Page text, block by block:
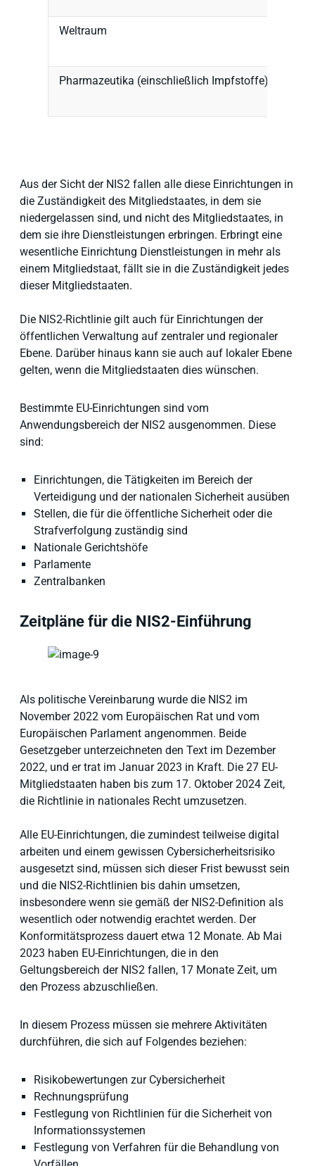
Weltraum
Pharmazeutika (einschließlich Impfstoffe)
Aus der Sicht der NIS2 fallen alle diese Einrichtungen in
die Zuständigkeit des Mitgliedstaates, in dem sie
niedergelassen sind, und nicht des Mitgliedstaates, in
dem sie ihre Dienstleistungen erbringen. Erbringt eine
wesentliche Einrichtung Dienstleistungen in mehr als
einem Mitgliedstaat, fällt sie in die Zuständigkeit jedes
dieser Mitgliedstaaten.
Die NIS2-Richtlinie gilt auch für Einrichtungen der
öffentlichen Verwaltung auf zentraler und regionaler
Ebene. Darüber hinaus kann sie auch auf lokaler Ebene
gelten, wenn die Mitgliedstaaten dies wünschen.
Bestimmte EU-Einrichtungen sind vom
Anwendungsbereich der NIS2 ausgenommen. Diese
sind:
Einrichtungen, die Tätigkeiten im Bereich der
Verteidigung und der nationalen Sicherheit ausüben
Stellen, die für die öffentliche Sicherheit oder die
Strafverfolgung zuständig sind
Nationale Gerichtshöfe
Parlamente
Zentralbanken
Zeitpläne für die NIS2-Einführung
Als politische Vereinbarung wurde die NIS2 im
November 2022 vom Europäischen Rat und vom
Europäischen Parlament angenommen. Beide
Gesetzgeber unterzeichneten den Text im Dezember
2022, und er trat im Januar 2023 in Kraft. Die 27 EU-
Mitgliedstaaten haben bis zum 17. Oktober 2024 Zeit,
die Richtlinie in nationales Recht umzusetzen.
Alle EU-Einrichtungen, die zumindest teilweise digital
arbeiten und einem gewissen Cybersicherheitsrisiko
ausgesetzt sind, müssen sich dieser Frist bewusst sein
und die NIS2-Richtlinien bis dahin umsetzen,
insbesondere wenn sie gemäß der NIS2-Definition als
wesentlich oder notwendig erachtet werden. Der
Konformitätsprozess dauert etwa 12 Monate. Ab Mai
2023 haben EU-Einrichtungen, die in den
Geltungsbereich der NIS2 fallen, 17 Monate Zeit, um
den Prozess abzuschließen.
In diesem Prozess müssen sie mehrere Aktivitäten
durchführen, die sich auf Folgendes beziehen:
Risikobewertungen zur Cybersicherheit
Rechnungsprüfung
Festlegung von Richtlinien für die Sicherheit von
Informationssystemen
Festlegung von Verfahren für die Behandlung von